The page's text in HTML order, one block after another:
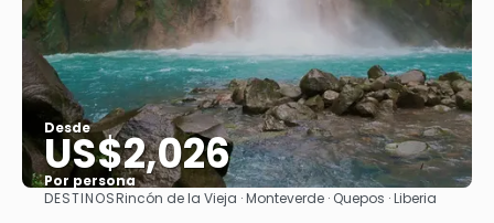
Desde
US$2,026
Por persona
Ver
DESTINOSRincón de la Vieja · Monteverde · Quepos · Liberia